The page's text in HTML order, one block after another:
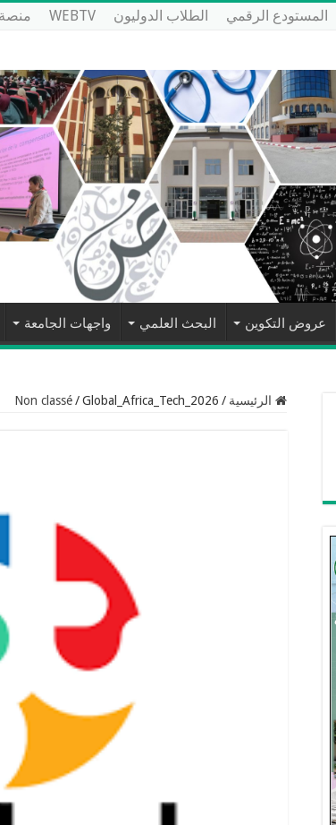
المستودع الرقمي الطلاب الدوليون WEBTV
عروض التكوين البحث العلمي واجهات الجامعة
الرئيسية /
Non classé/Global_Africa_Tech_2026